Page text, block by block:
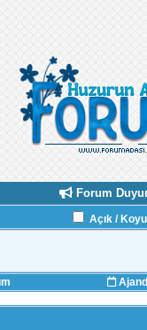
Forum
Açık /